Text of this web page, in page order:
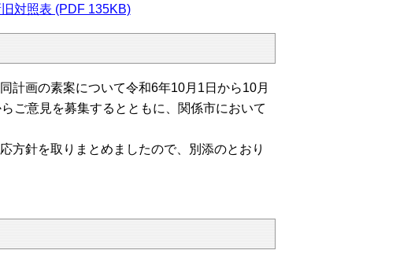
旧対照表 (PDF 135KB)
計画の素案について令和6年10月1日から10月
ご意見を募集するとともに、関係市において
針を取りまとめましたので、別添のとおり